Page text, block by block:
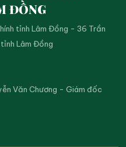
ĐỒNG
tỉnh Lâm Đồng - 36 Trần
Lâm Đồng
Văn Chương - Giám đốc